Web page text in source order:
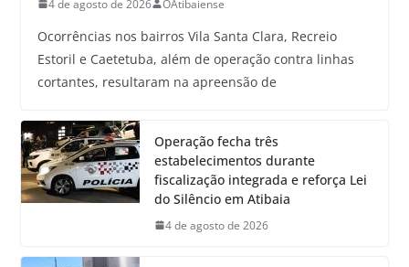
4 de agosto de 2026 OAtibaiense
Ocorrências nos bairros Vila Santa Clara, Recreio
Estoril e Caetetuba, além de operação contra linhas
cortantes, resultaram na apreensão de
Operação fecha três
estabelecimentos durante
fiscalização integrada e reforça Lei
do Silêncio em Atibaia
4 de agosto de 2026